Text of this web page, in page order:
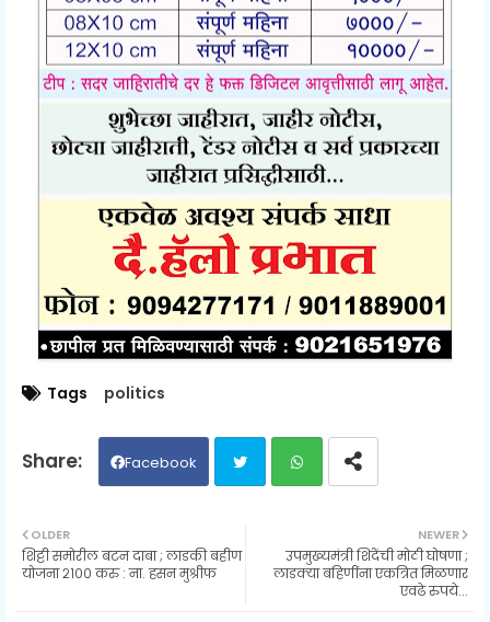
Tags politics
Facebook
ter ats
NEWER
उपमुख्यमंत्री शिंदेंची मोठी घोषणा ;
लाडक्या बहिणींना एकत्रित मिळणार
एवढे रुपये...
OLDER
शिट्टी समोरील बटन दाबा ; लाडकी बहीण
योजना २१०० करु : ना. हसन मुश्रीफ